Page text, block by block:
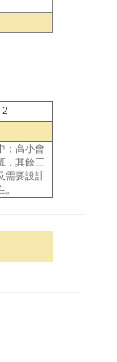
2
；高小會
，其餘三
需要設計